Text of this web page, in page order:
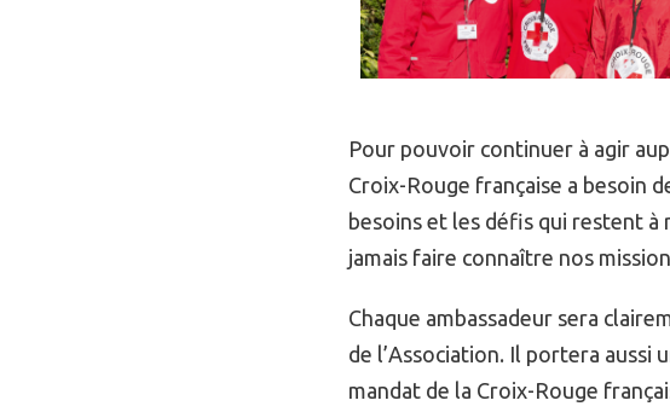
Pour pouvoir continuer à agir
Croix-Rouge française a besoin
besoins et les défis qui restent à
jamais faire connaître nos
Chaque ambassadeur sera
de l’Association. Il portera aussi
mandat de la Croix-Rouge